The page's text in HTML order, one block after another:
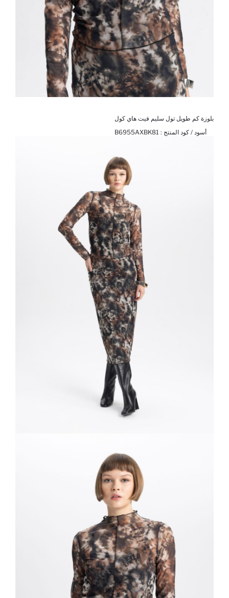
بلوزة كم طويل تول سليم فيت هاي كول
أسود / كود المنتج : B6955AXBK81